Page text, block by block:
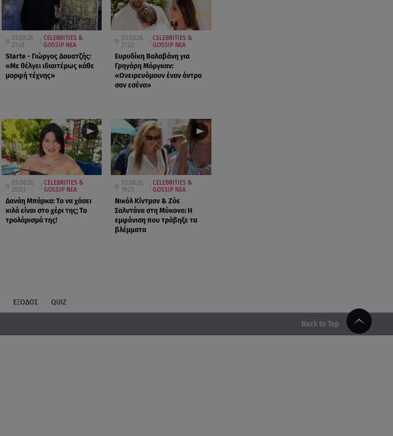
05.08.26,
21:48
CELEBRITIES &
GOSSIP ΝΕΑ
Starte - Γιώργος Δουατζής:
«Με θέλγει ιδιαιτέρως κάθε
μορφή τέχνης»
05.08.26,
21:22
CELEBRITIES &
GOSSIP ΝΕΑ
Ευρυδίκη Βαλαβάνη για
Γρηγόρη Μόργκαν:
«Oνειρευόμουν έναν άντρα
σαν εσένα»
05.08.26,
20:03
CELEBRITIES &
GOSSIP ΝΕΑ
Δανάη Μπάρκα: Το να χάσει
κιλά είναι στο χέρι της; Το
τρολάρισμά της!
05.08.26,
19:23
CELEBRITIES &
GOSSIP ΝΕΑ
Νικόλ Κίντμαν & Ζόε
Σαλντάνα στη Μύκονο: Η
εμφάνιση που τράβηξε τα
βλέμματα
ΕΞΟΔΟΣ QUIZ
Back to Top